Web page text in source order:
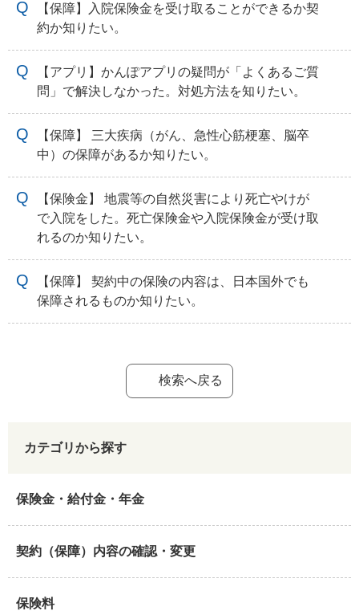
【保障】入院保険金を受け取ることができるか契
約か知りたい。
【アプリ】かんぽアプリの疑問が「よくあるご質
問」で解決しなかった。対処方法を知りたい。
【保障】 三大疾病（がん、急性心筋梗塞、脳卒
中）の保障があるか知りたい。
【保険金】 地震等の自然災害により死亡やけが
で入院をした。死亡保険金や入院保険金が受け取
れるのか知りたい。
【保障】 契約中の保険の内容は、日本国外でも
保障されるものか知りたい。
検索へ戻る
カテゴリから探す
保険金・給付金・年金
契約（保障）内容の確認・変更
保険料